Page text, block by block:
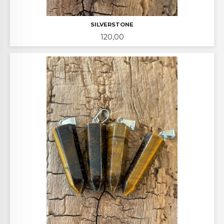
SILVERSTONE
Pris
120,00